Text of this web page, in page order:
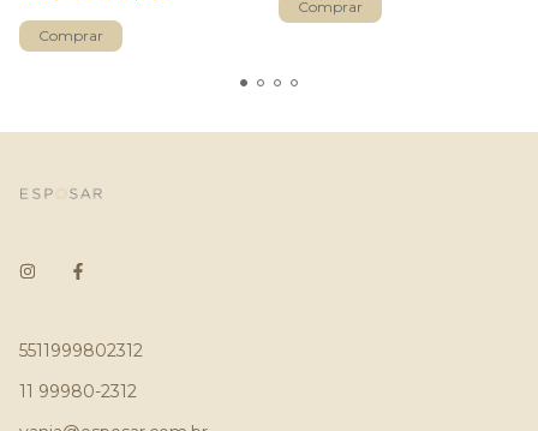
Comprar
Comprar
5511999802312
11 99980-2312